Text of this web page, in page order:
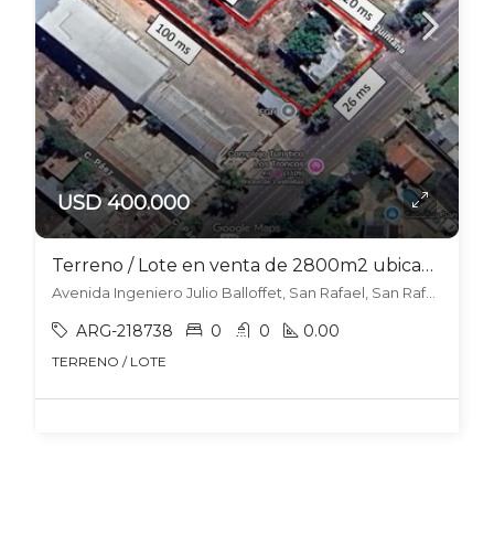
USD 400.000
Terreno / Lote en venta de 2800m2 ubicado en San Rafael
Avenida Ingeniero Julio Balloffet, San Rafael, San Rafael
ARG-218738 0 0 0.00
TERRENO / LOTE